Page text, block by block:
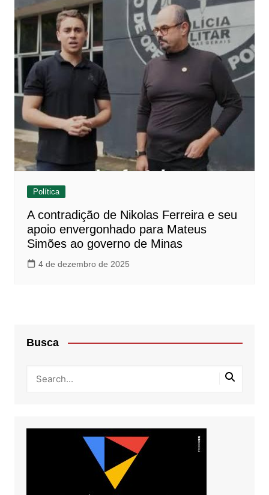
Política
A contradição de Nikolas Ferreira e seu
apoio envergonhado para Mateus
Simões ao governo de Minas
4 de dezembro de 2025
Busca